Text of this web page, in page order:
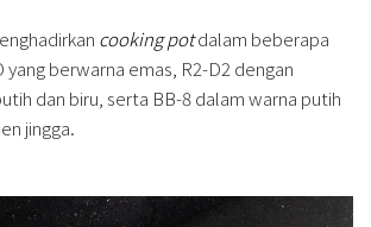
cooking potdalam beberapa
yang berwarna emas, R2-D2 dengan
dan biru, serta BB-8 dalam warna putih
jingga.